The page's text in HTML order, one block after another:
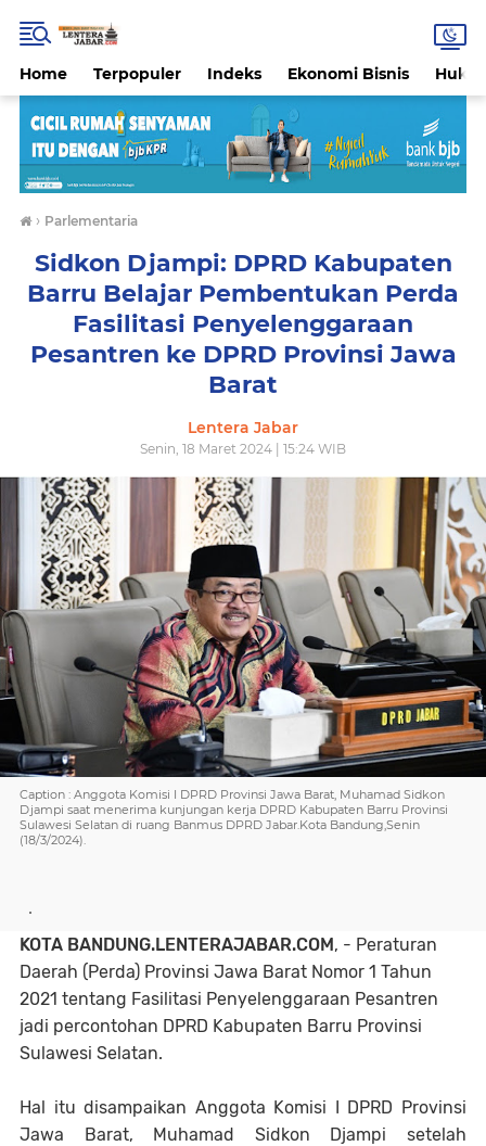
Home Terpopuler Indeks Ekonomi Bisnis
› Parlementaria
Sidkon Djampi: DPRD Kabupaten
Barru Belajar Pembentukan Perda
Fasilitasi Penyelenggaraan
Pesantren ke DPRD Provinsi Jawa
Barat
Lentera Jabar
Senin, 18 Maret 2024 | 15:24 WIB
Caption : Anggota Komisi I DPRD Provinsi Jawa Barat, Muhamad Sidkon
Djampi saat menerima kunjungan kerja DPRD Kabupaten Barru Provinsi
Sulawesi Selatan di ruang Banmus DPRD Jabar.Kota Bandung,Senin
(18/3/2024).
.
KOTA BANDUNG.LENTERAJABAR.COM, - Peraturan
Daerah (Perda) Provinsi Jawa Barat Nomor 1 Tahun
2021 tentang Fasilitasi Penyelenggaraan Pesantren
jadi percontohan DPRD Kabupaten Barru Provinsi
Sulawesi Selatan.
Hal itu disampaikan Anggota Komisi I DPRD Provinsi
Jawa Barat, Muhamad Sidkon Djampi setelah